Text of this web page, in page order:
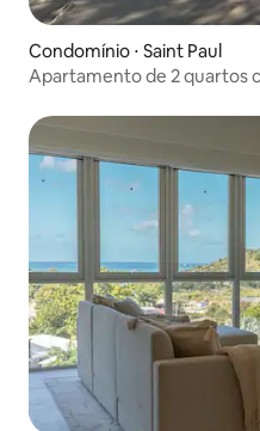
Condomínio ⋅ Saint Paul
Apartamento de 2 quartos